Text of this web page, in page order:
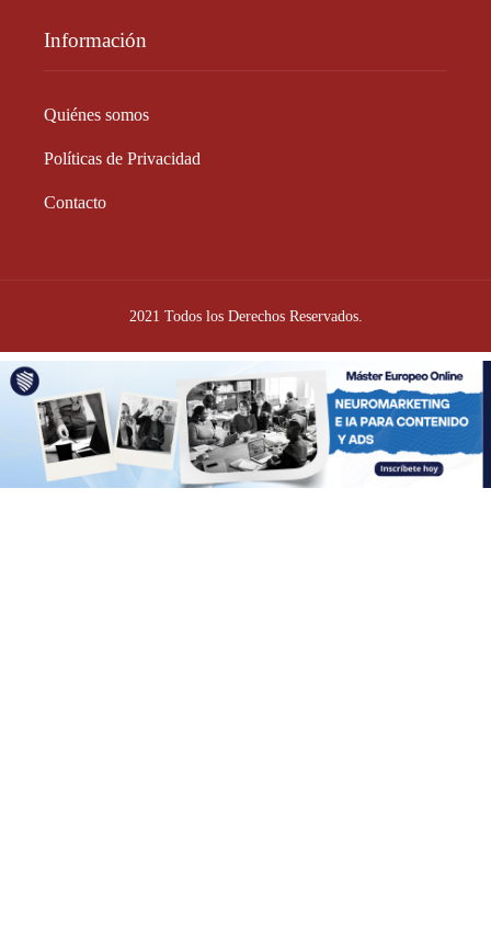
Información
Quiénes somos
Políticas de Privacidad
Contacto
2021 Todos los Derechos Reservados.